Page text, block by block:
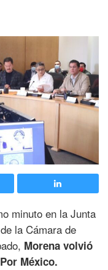
minuto en la Junta
la Cámara de
Morena volvió
México.